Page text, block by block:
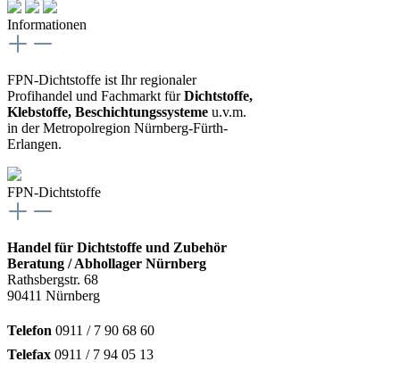
Informationen
FPN-Dichtstoffe ist Ihr regionaler
Profihandel und Fachmarkt fürDichtstoffe,
Klebstoffe, Beschichtungssysteme u.v.m.
in der Metropolregion Nürnberg-Fürth-
Erlangen.
FPN-Dichtstoffe
Handel für Dichtstoffe und Zubehör
Beratung / Abhollager Nürnberg
Rathsbergstr. 68
90411 Nürnberg
Telefon 0911 / 7 90 68 60
Telefax 0911 / 7 94 05 13